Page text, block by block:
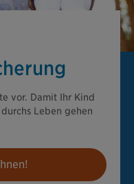
vor. Damit Ihr Kind
Leben gehen